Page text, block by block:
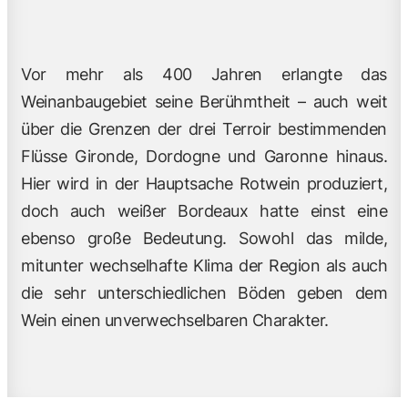
Vor mehr als 400 Jahren erlangte das
Weinanbaugebiet seine Berühmtheit – auch weit
über die Grenzen der drei Terroir bestimmenden
Flüsse Gironde, Dordogne und Garonne hinaus.
Hier wird in der Hauptsache Rotwein produziert,
doch auch weißer Bordeaux hatte einst eine
ebenso große Bedeutung. Sowohl das milde,
mitunter wechselhafte Klima der Region als auch
die sehr unterschiedlichen Böden geben dem
Wein einen unverwechselbaren Charakter.